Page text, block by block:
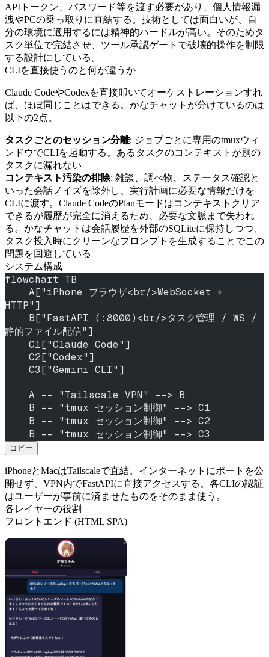
APIトークン、パスワード等を渡す必要があり、個人情報漏
洩やPCの乗っ取りに直結する。技術としては面白いが、自
分の環境に適用するには精神的ハードルが高い。そのためタ
スク単位で完結させ、ツール承認ゲートで破壊的操作を制限
する設計にしている。
CLIを直接使うのと何が違うか
Claude CodeやCodexを直接叩いてオーケストレーションすれ
ば、ほぼ同じことはできる。かなチャットが分けているのは
以下の2点。
タスクごとのセッション分離: ジョブごとに専用のtmuxウィ
ンドウでCLIを起動する。あるタスクのコンテキストが別の
タスクに漏れない
コンテキスト汚染の排除: 雑談、調べ物、ステータス確認と
いった会話ノイズを除外し、実行計画に必要な情報だけを
CLIに渡す。Claude CodeのPlanモードはコンテキストクリア
できるが履歴が完全に消えるため、必要な文脈まで失われ
る。かなチャットは会話履歴を外部のSQLiteに保持しつつ、
タスク投入時にクリーンなプロンプトを生成することでこの
問題を回避している
システム構成
flowchart TB
HTTP"]
静的ファイル配信"]
    C1["Claude Code"]
    C2["Codex"]
    C3["Gemini CLI"]
    A -- "Tailscale VPN" --> B
    B -- "tmux セッション制御" --> C1
    B -- "tmux セッション制御" --> C2
    B -- "tmux セッション制御" --> C3
コピー
iPhoneとMacはTailscaleで直結。インターネットにポートを公
開せず、VPN内でFastAPIに直接アクセスする。各CLIの認証
はユーザーが事前に済ませたものをそのまま使う。
各レイヤーの役割
フロントエンド (HTML SPA)